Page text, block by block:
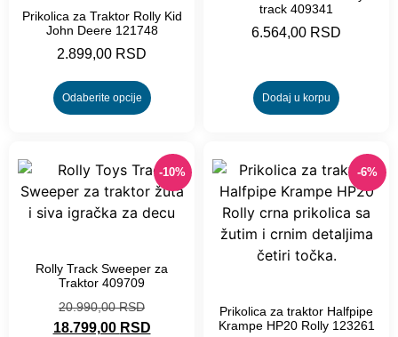
Prikolica za Traktor Rolly Kid
John Deere 121748
2.899,00 RSD
Odaberite opcije
track 409341
6.564,00 RSD
Dodaj u korpu
-10%
Rolly Track Sweeper za
Traktor 409709
20.990,00RSD
18.799,00 RSD
-6%
Prikolica za traktor Halfpipe
Krampe HP20 Rolly 123261